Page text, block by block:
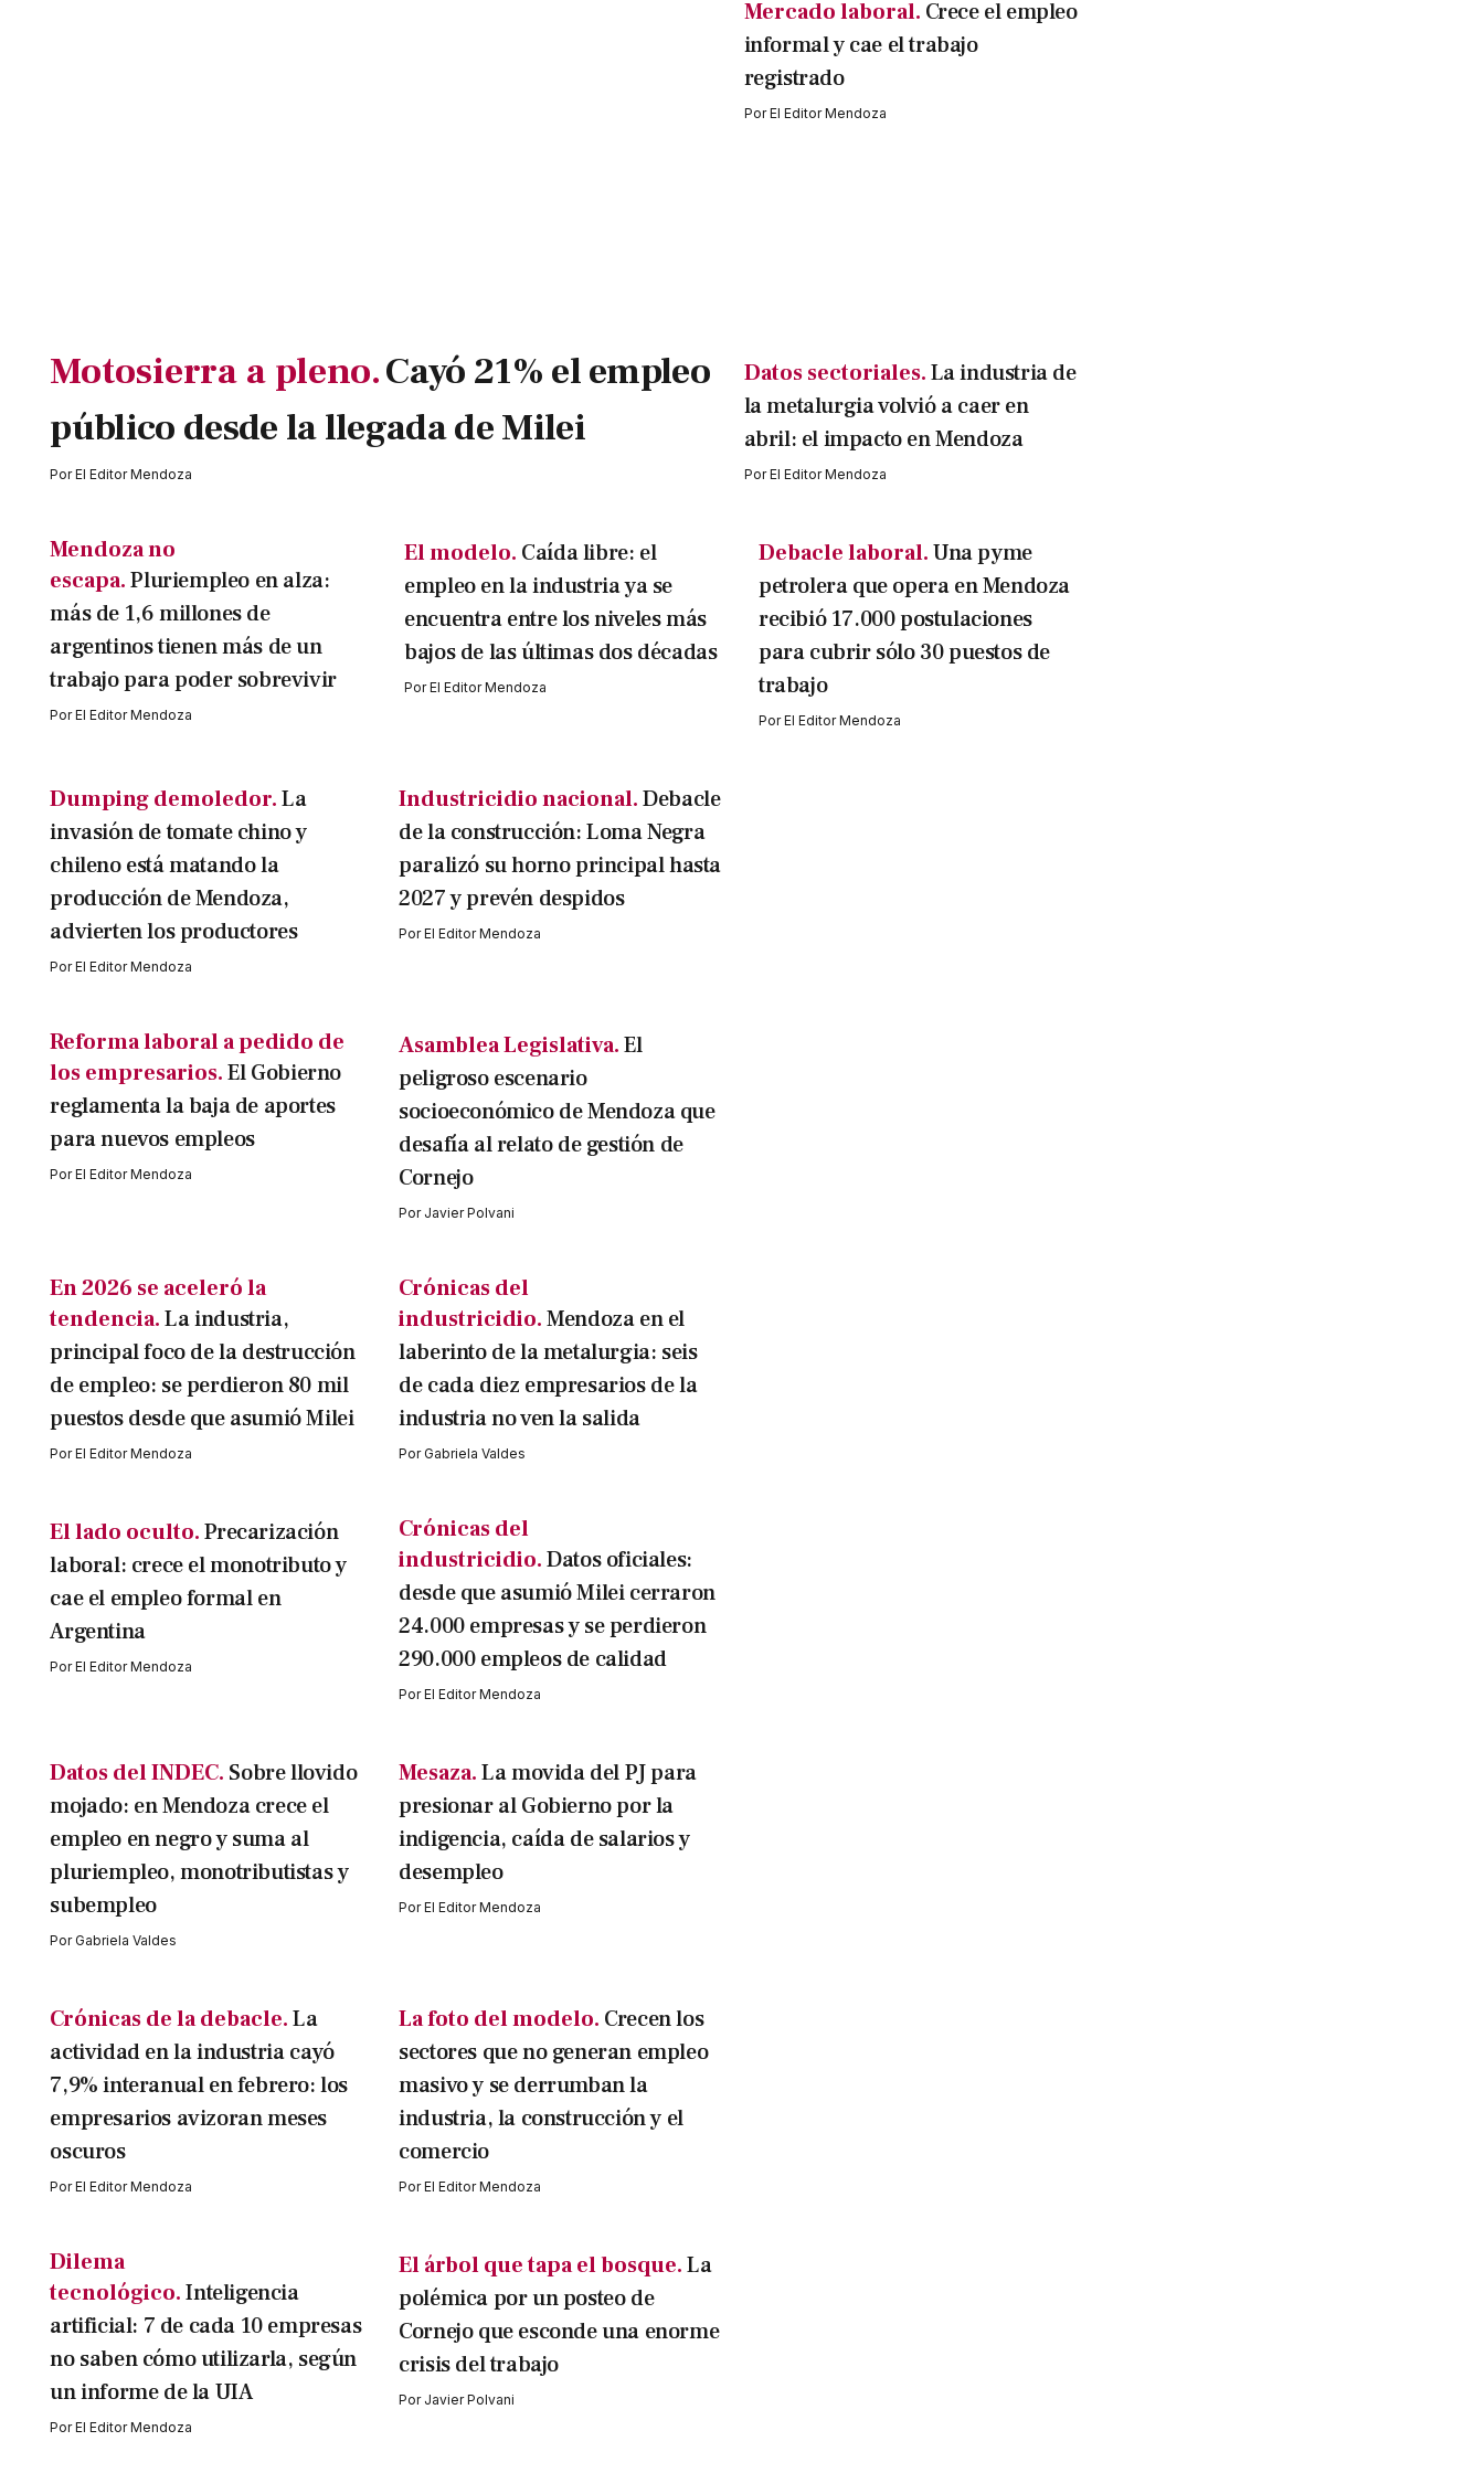
Motosierra a pleno.Cayó 21% el empleo
público desde la llegada de Milei
PorEl Editor Mendoza
Mercado laboral. Crece el empleo
informal y cae el trabajo
registrado
PorEl Editor Mendoza
Datos sectoriales.La industria de
la metalurgia volvió a caer en
abril: el impacto en Mendoza
PorEl Editor Mendoza
Mendoza no
escapa. Pluriempleo en alza:
más de 1,6 millones de
argentinos tienen más de un
trabajo para poder sobrevivir
PorEl Editor Mendoza
El modelo. Caída libre: el
empleo en la industria ya se
encuentra entre los niveles más
bajos de las últimas dos décadas
PorEl Editor Mendoza
Debacle laboral.Una pyme
petrolera que opera en Mendoza
recibió 17.000 postulaciones
para cubrir sólo 30 puestos de
trabajo
PorEl Editor Mendoza
Dumping demoledor. La
invasión de tomate chino y
chileno está matando la
producción de Mendoza,
advierten los productores
PorEl Editor Mendoza
Industricidio nacional.Debacle
de la construcción: Loma Negra
paralizó su horno principal hasta
2027 y prevén despidos
PorEl Editor Mendoza
Reforma laboral a pedido de
los empresarios. El Gobierno
reglamenta la baja de aportes
para nuevos empleos
PorEl Editor Mendoza
Asamblea Legislativa.El
peligroso escenario
socioeconómico de Mendoza que
desafía al relato de gestión de
Cornejo
Por Javier Polvani
En 2026 se aceleró la
tendencia. La industria,
principal foco de la destrucción
de empleo: se perdieron 80 mil
puestos desde que asumió Milei
PorEl Editor Mendoza
Crónicas del
industricidio.Mendoza en el
laberinto de la metalurgia: seis
de cada diez empresarios de la
industria no ven la salida
PorGabriela Valdes
El lado oculto. Precarización
laboral: crece el monotributo y
cae el empleo formal en
Argentina
PorEl Editor Mendoza
Crónicas del
industricidio.Datos oficiales:
desde que asumió Milei cerraron
24.000 empresas y se perdieron
290.000 empleos de calidad
PorEl Editor Mendoza
Datos del INDEC. Sobre llovido
mojado: en Mendoza crece el
empleo en negro y suma al
pluriempleo, monotributistas y
subempleo
PorGabriela Valdes
Mesaza.La movida del PJ para
presionar al Gobierno por la
indigencia, caída de salarios y
desempleo
PorEl Editor Mendoza
Crónicas de la debacle. La
actividad en la industria cayó
7,9% interanual en febrero: los
empresarios avizoran meses
oscuros
PorEl Editor Mendoza
La foto del modelo. Crecen los
sectores que no generan empleo
masivo y se derrumban la
industria, la construcción y el
comercio
PorEl Editor Mendoza
Dilema
tecnológico. Inteligencia
artificial: 7 de cada 10 empresas
no saben cómo utilizarla, según
un informe de la UIA
PorEl Editor Mendoza
El árbol que tapa el bosque.La
polémica por un posteo de
Cornejo que esconde una enorme
crisis del trabajo
Por Javier Polvani